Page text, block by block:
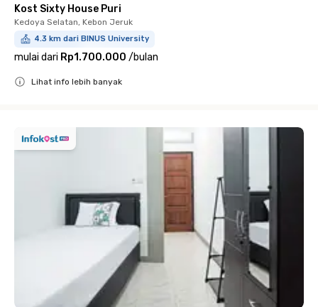
Kost Sixty House Puri
Kedoya Selatan, Kebon Jeruk
4.3 km dari BINUS University
mulai dari Rp1.700.000 /bulan
Lihat info lebih banyak